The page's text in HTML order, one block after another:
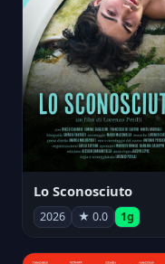
Lo Sconosciuto
2026 ★ 0.0 1g